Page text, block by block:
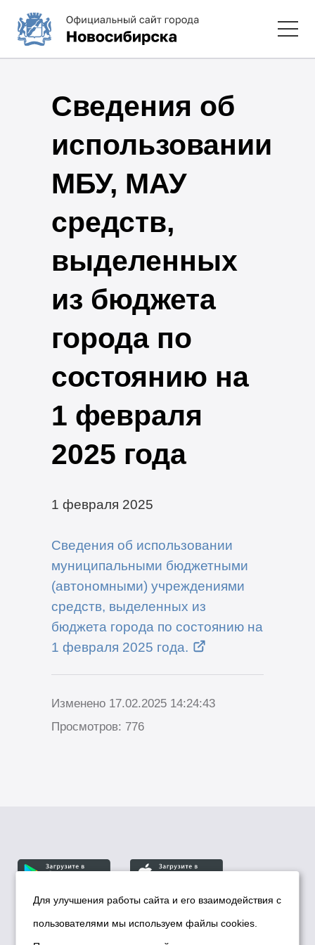
Сведения об
использовании
МБУ, МАУ
средств,
выделенных
из бюджета
города по
состоянию на
1 февраля
2025 года
1 февраля 2025
Сведения об использовании
муниципальными бюджетными
(автономными) учреждениями
средств, выделенных из
бюджета города по состоянию на
1 февраля 2025 года.
Изменено 17.02.2025 14:24:43
Просмотров: 776
© Департамент информационной политики мэрии
города Новосибирска, 2026
Для улучшения работы сайта и его взаимодействия с
пользователями мы используем файлы cookies.